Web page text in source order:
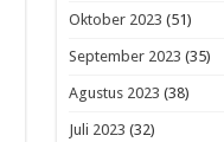
Oktober 2023 (51)
September 2023 (35)
Agustus 2023 (38)
Juli 2023 (32)